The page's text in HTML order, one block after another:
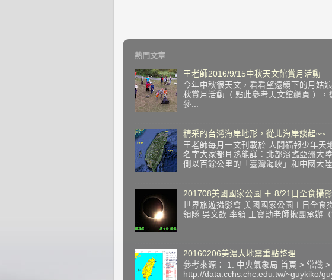
熱門文章
王老師2016/9/15中秋天文館賞月活動
今年中秋很天文，看看望遠鏡下的月姑
秋賞月活動（ 點此參考天文館網頁 ）
參...
精采的台灣海岸地形，從北海岸談起~~
王老師每月一文刊載於 人間福報少年
名字大家都耳熟能詳：北部濱臨亞洲大
側以百餘公里的「臺灣海峽」和中國大
201708美國國家公園 ＋ 8/21日全食攝
世界旅遊攝影會 美國國家公園＋日全
領隊 吳文欽 率領 王寶勛老師揪團承辦
20160206美濃大地震重點整理
參考來源： 1. 中央氣象局 首頁 > 常識
http://data.cchs.chc.edu.tw/~guykiko/